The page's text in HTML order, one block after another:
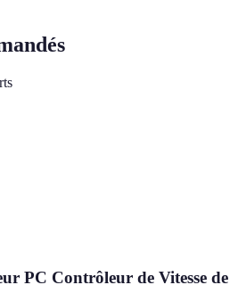
PC Contrôleur de Vitesse de